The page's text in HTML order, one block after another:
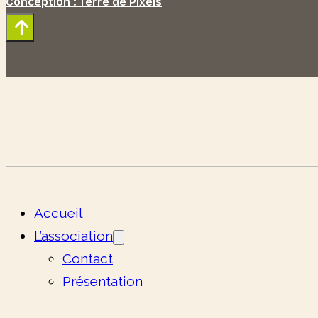
Accueil
L’association
Contact
Présentation